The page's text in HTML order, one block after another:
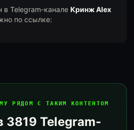
в Telegram-канале Кринж Alex
по ссылке:
РЯДОМ С ТАКИМ КОНТЕНТОМ
3819 Telegram-